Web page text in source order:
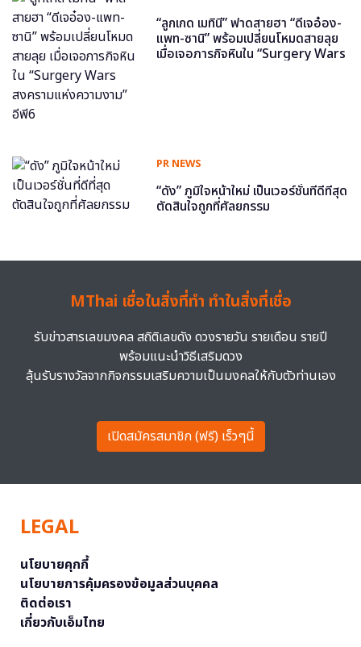
“ลูกเกด เมทินี” ฟาดสายฮา “ดีเจอ๋อง-
แพท-ซานิ” พร้อมเปลี่ยนโหมดสายลุย
เมื่อเจอภารกิจหินใน “Surgery Wars
PR NEWS
“ดัง” ภูมิใจหน้าใหม่ เป็นเวอร์ชั่นที่ดีที่สุด
ตัดสินใจถูกที่ศัลยกรรม
MThai เชื่อในสิ่งที่ทำ ทำในสิ่งที่เชื่อ
รับข่าวสารเลขมงคล สถิติเลขดัง ดวงรายวัน รายเดือน รายปี
พร้อมแนะนำวิธีเสริมดวง
ลุ้นรับรางวัลจากกิจกรรมเสริมความเป็นมงคลให้กับตัวท่านเอง
เปิดสมัครสมาชิก (ฟรี) เร็วๆนี้
LEGAL
นโยบายคุกกี้
นโยบายการคุ้มครองข้อมูลส่วนบุคคล
ติดต่อเรา
เกี่ยวกับเอ็มไทย